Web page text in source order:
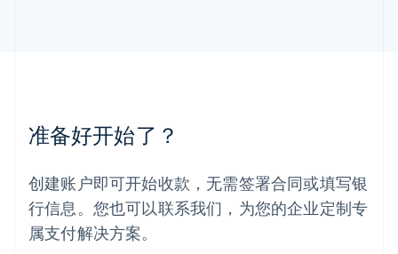
准备好开始了？
创建账户即可开始收款，无需签署合同或填写银
行信息。您也可以联系我们，为您的企业定制专
属支付解决方案。
挪威
葡萄牙
Português English
日本
日本語English
瑞典